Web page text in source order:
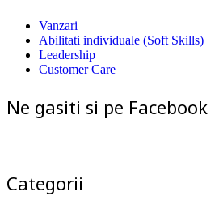
Vanzari
Abilitati individuale (Soft Skills)
Leadership
Customer Care
Ne gasiti si pe Facebook
Categorii